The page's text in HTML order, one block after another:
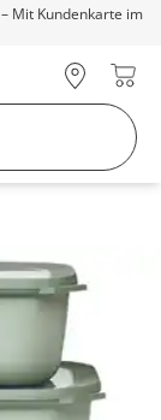
Mit Kundenkarte im